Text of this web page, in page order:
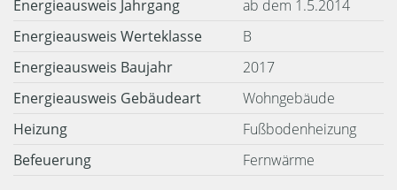
Energieausweis Jahrgang
ab dem 1.5.2014
Energieausweis Werteklasse
B
Energieausweis Baujahr
2017
Energieausweis Gebäudeart
Wohngebäude
Heizung
Fußbodenheizung
Befeuerung
Fernwärme